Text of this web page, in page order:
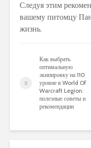
Следуя этим
вашему питомцу
жизнь.
Как выбрать
оптимальную
экипировку на 110
уровне в World Of
Warcraft Legion:
полезные советы и
рекомендации